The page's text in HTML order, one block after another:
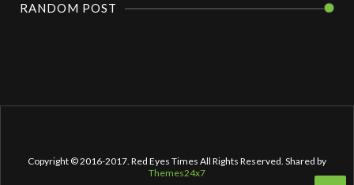
RANDOM POST
Copyright © 2016-2017. Red Eyes Times All Rights Reserved. Shared by
Themes24x7